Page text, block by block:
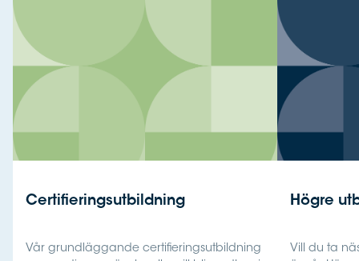
Certifieringsutbildning
Vår grundläggande certifieringsutbildning
Högre
Vill du ta